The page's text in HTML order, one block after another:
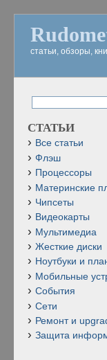
статьи, обзоры,
СТАТЬИ
Все статьи
Флэш
Процессоры
Материнские
Чипсеты
Видеокарты
Мультимедиа
Жесткие диски
Ноутбуки и
Мобильные
События
Сети
Ремонт и
Защита